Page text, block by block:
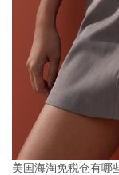
美国海淘免税仓有哪